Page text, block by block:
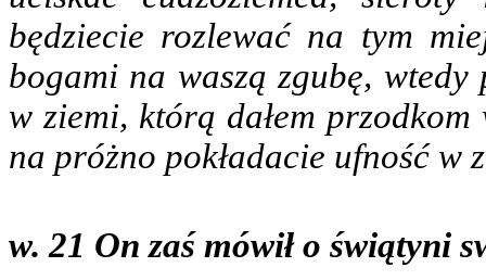
będziecie rozlewać na tym
bogami na waszą zgubę,
w ziemi, którą dałem
na próżno pokładacie ufność w
w. 21 On zaś mówił o świątyni